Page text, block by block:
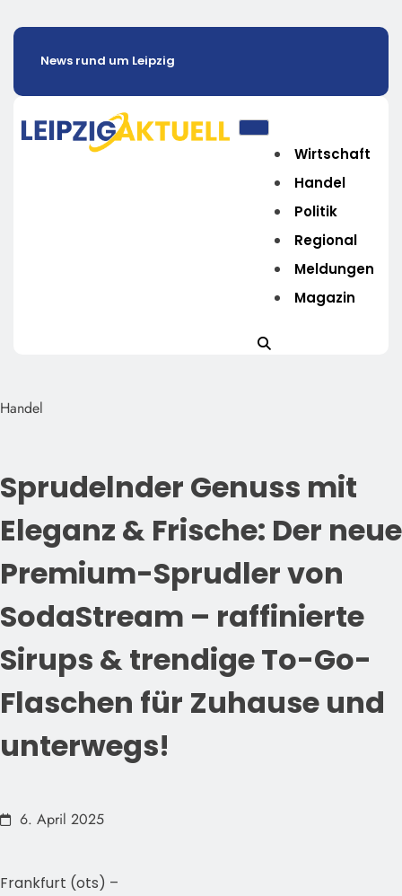
News rund um Leipzig
Wirtschaft
Handel
Politik
Regional
Meldungen
Magazin
Handel
Sprudelnder Genuss mit
Eleganz & Frische: Der neue
Premium-Sprudler von
SodaStream – raffinierte
Sirups & trendige To-Go-
Flaschen für Zuhause und
unterwegs!
6. April 2025
Frankfurt (ots) –